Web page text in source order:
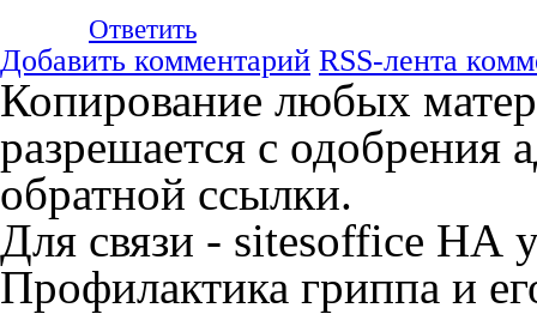
Ответить
Добавить комментарий RSS-лента
Копирование любых
разрешается с
обратной ссылки.
Для связи - sitesoffice НА
Профилактика гриппа и